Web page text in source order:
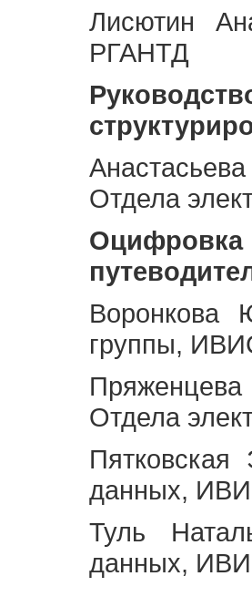
Лисютин
РГАНТД
Отдела
Воронкова
группы,
Отдела
данных,
Туль
данных,